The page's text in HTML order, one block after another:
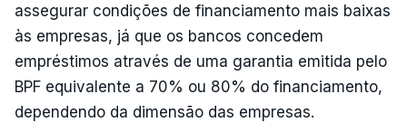
assegurar condições de financiamento mais baixas
às empresas, já que os bancos concedem
empréstimos através de uma garantia emitida pelo
BPF equivalente a 70% ou 80% do financiamento,
dependendo da dimensão das empresas.